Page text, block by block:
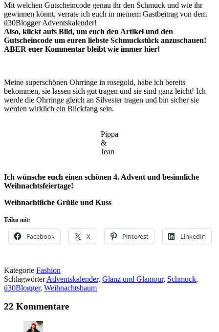
Mit welchen Gutscheincode genau ihr den Schmuck und wie ihr
gewinnen könnt, verrate ich euch in meinem Gastbeitrag von dem
ü30Blogger Adventskalender!
Also, klickt aufs Bild, um euch den Artikel und den
Gutscheincode um euren liebste Schmuckstück anzuschauen!
ABER euer Kommentar bleibt wie immer hier!
Meine superschönen Ohrringe in rosegold, habe ich bereits
bekommen, sie lassen sich gut tragen und sie sind ganz leicht! Ich
werde die Ohrringe gleich an Silvester tragen und bin sicher sie
werden wirklich ein Blickfang sein.
Pippa
&
Jean
Ich wünsche euch einen schönen 4. Advent und besinnliche
Weihnachtsfeiertage!
Weihnachtliche Grüße und Kuss
Teilen mit:
Facebook X Pinterest LinkedIn
Kategorie Fashion
SchlagwörterAdventskalender, Glanz und Glamour, Schmuck,
ü30Blogger, Weihnachtsbaum
22 Kommentare